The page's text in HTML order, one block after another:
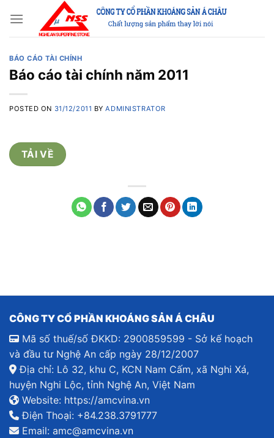
content
BÁO CÁO TÀI CHÍNH
Báo cáo tài chính năm 2011
POSTED ON 31/12/2011 BYADMINISTRATOR
TẢI VỀ
CÔNG TY CỔ PHẦN KHOÁNG SẢN Á CHÂU
Mã số thuế/số ĐKKD: 2900859599 - Sở kế hoạch
và đầu tư Nghệ An cấp ngày 28/12/2007
Địa chỉ: Lô 32, khu C, KCN Nam Cấm, xã Nghi Xá,
huyện Nghi Lộc, tỉnh Nghệ An, Việt Nam
Website: https://amcvina.vn
Điện Thoại: +84.238.3791777
Email: amc@amcvina.vn